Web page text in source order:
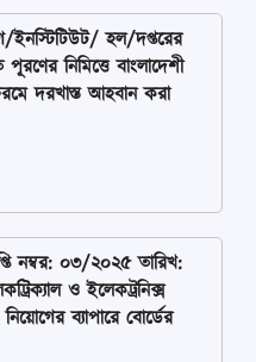
ইনস্টিটিউট/ হল/দপ্তরের
পূরণের নিমিত্তে বাংলাদেশী
দরখাস্ত আহবান করা
নম্বর: ০৩/২০২৫ তারিখ:
ও ইলেকট্রনিক্স
ব্যাপারে বোর্ডের